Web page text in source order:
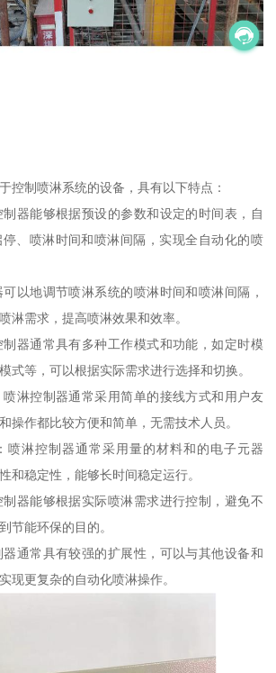
控制喷淋系统的设备，具有以下特点：
器能够根据预设的参数和设定的时间表，自
、喷淋时间和喷淋间隔，实现全自动化的喷
以地调节喷淋系统的喷淋时间和喷淋间隔，
淋需求，提高喷淋效果和效率。
器通常具有多种工作模式和功能，如定时模
式等，可以根据实际需求进行选择和切换。
淋控制器通常采用简单的接线方式和用户友
操作都比较方便和简单，无需技术人员。
喷淋控制器通常采用量的材料和的电子元器
和稳定性，能够长时间稳定运行。
器能够根据实际喷淋需求进行控制，避免不
节能环保的目的。
通常具有较强的扩展性，可以与其他设备和
现更复杂的自动化喷淋操作。